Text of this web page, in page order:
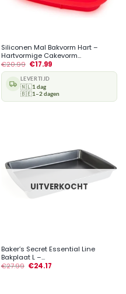
Siliconen Mal Bakvorm Hart –
Hartvormige Cakevorm...
€20.99 €17.99
LEVERTIJD
🇳🇱1 dag
🇧🇪1–2 dagen
UITVERKOCHT
Baker’s Secret Essential Line
Bakplaat L –...
€27.99 €24.17